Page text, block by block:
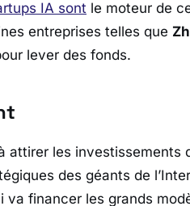
IA sont le moteur de
entreprises telles que
lever des fonds.
attirer les investissements
des géants de
va financer les grands